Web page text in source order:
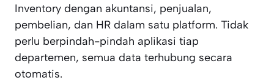
Inventory dengan akuntansi, penjualan,
pembelian, dan HR dalam satu platform. Tidak
perlu berpindah-pindah aplikasi tiap
departemen, semua data terhubung secara
otomatis.